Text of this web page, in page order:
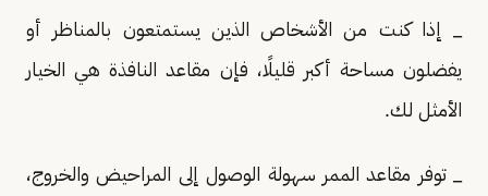
_ إذا كنت من الأشخاص الذين يستمتعون بالمناظر أو
يفضلون مساحة أكبر قليلًا، فإن مقاعد النافذة هي الخيار
الأمثل لك.
_ توفر مقاعد الممر سهولة الوصول إلى المراحيض والخروج،